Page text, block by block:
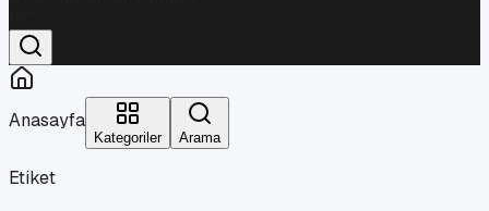
Anasayfa
Kategoriler Arama
Etiket